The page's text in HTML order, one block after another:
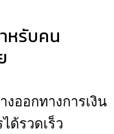
หรับคน
ออกทางการเงิน
ด้รวดเร็ว